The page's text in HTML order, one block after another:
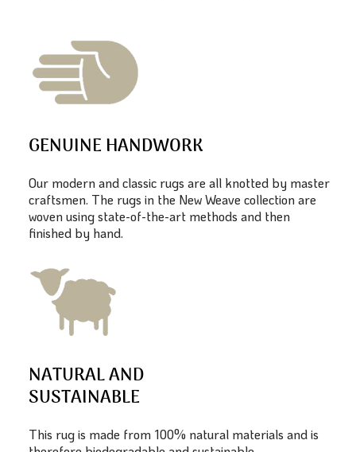
GENUINE HANDWORK
Our modern and classic rugs are all knotted by master
craftsmen. The rugs in the New Weave collection are
woven using state-of-the-art methods and then
finished by hand.
NATURAL AND
SUSTAINABLE
This rug is made from 100% natural materials and is